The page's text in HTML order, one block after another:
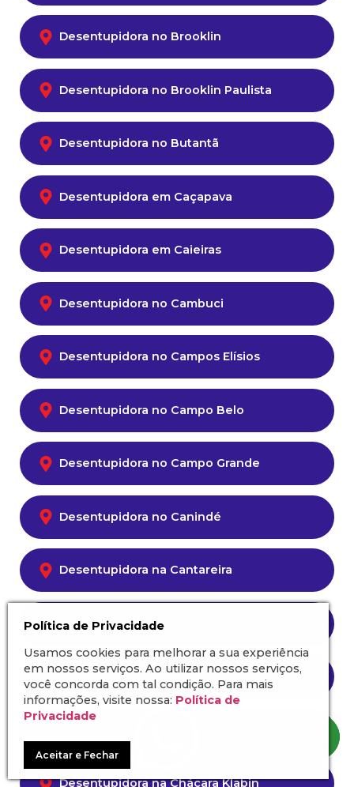
Desentupidora no Brooklin
Desentupidora no Brooklin Paulista
Desentupidora no Butantã
Desentupidora em Caçapava
Desentupidora em Caieiras
Desentupidora no Cambuci
Desentupidora no Campos Elísios
Desentupidora no Campo Belo
Desentupidora no Campo Grande
Desentupidora no Canindé
Desentupidora na Cantareira
Desentupidora em Carapicuíba
Desentupidora na Casa Verde
Desentupidora na Chácara Klabin
Política de Privacidade
Usamos cookies para melhorar a sua experiência
em nossos serviços. Ao utilizar nossos serviços,
você concorda com tal condição. Para mais
informações, visite nossa: Política de
Privacidade
Aceitar e Fechar